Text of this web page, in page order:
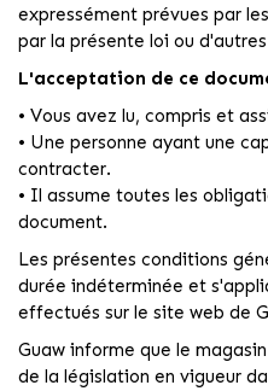
expressément prévues par
par la présente loi ou
L'acceptation de ce
• Vous avez lu, compris et
• Une personne ayant une
contracter.
• Il assume toutes les
document.
Les présentes conditions
durée indéterminée et
effectués sur le site web de
Guaw informe que le
de la législation en vigueur